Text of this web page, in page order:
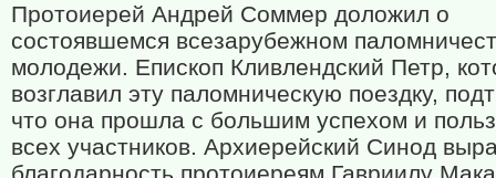
Протоиерей Андрей Соммер доложил о
состоявшемся всезарубежном
молодежи. Епископ Кливлендский Петр,
возглавил эту паломническую поездку,
что она прошла с большим успехом и
всех участников. Архиерейский Синод